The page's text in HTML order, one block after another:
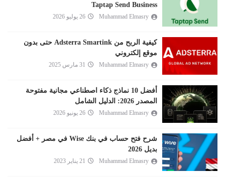
Taptap Send Business
Muhammad Elmasry 26 يوليو 2026
كيفية الربح من Adsterra Smartink حتى بدون
موقع إلكتروني
Muhammad Elmasry 31 مارس 2025
أفضل 10 نماذج ذكاء اصطناعي مجانية مفتوحة
المصدر 2026: الدليل الشامل
Muhammad Elmasry 26 يونيو 2026
شرح فتح حساب في بنك Wise في مصر + أفضل
بديل 2026
Muhammad Elmasry 21 يناير 2023